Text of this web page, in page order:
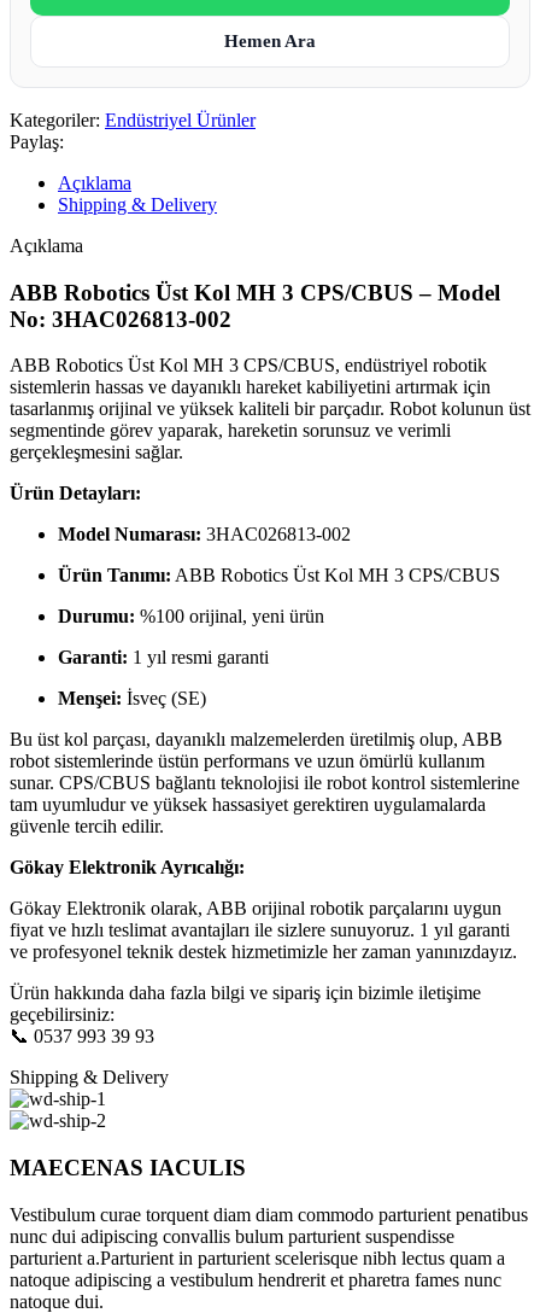
Hemen Ara
Kategoriler: Endüstriyel Ürünler
Paylaş:
Açıklama
Shipping & Delivery
Açıklama
ABB Robotics Üst Kol MH 3 CPS/CBUS – Model
No: 3HAC026813-002
ABB Robotics Üst Kol MH 3 CPS/CBUS, endüstriyel robotik
sistemlerin hassas ve dayanıklı hareket kabiliyetini artırmak için
tasarlanmış orijinal ve yüksek kaliteli bir parçadır. Robot kolunun üst
segmentinde görev yaparak, hareketin sorunsuz ve verimli
gerçekleşmesini sağlar.
Ürün Detayları:
Model Numarası: 3HAC026813-002
Ürün Tanımı: ABB Robotics Üst Kol MH 3 CPS/CBUS
Durumu: %100 orijinal, yeni ürün
Garanti: 1 yıl resmi garanti
Menşei: İsveç (SE)
Bu üst kol parçası, dayanıklı malzemelerden üretilmiş olup, ABB
robot sistemlerinde üstün performans ve uzun ömürlü kullanım
sunar. CPS/CBUS bağlantı teknolojisi ile robot kontrol sistemlerine
tam uyumludur ve yüksek hassasiyet gerektiren uygulamalarda
güvenle tercih edilir.
Gökay Elektronik Ayrıcalığı:
Gökay Elektronik olarak, ABB orijinal robotik parçalarını uygun
fiyat ve hızlı teslimat avantajları ile sizlere sunuyoruz. 1 yıl garanti
ve profesyonel teknik destek hizmetimizle her zaman yanınızdayız.
Ürün hakkında daha fazla bilgi ve sipariş için bizimle iletişime
geçebilirsiniz:
📞 0537 993 39 93
Shipping & Delivery
MAECENAS IACULIS
Vestibulum curae torquent diam diam commodo parturient penatibus
nunc dui adipiscing convallis bulum parturient suspendisse
parturient a.Parturient in parturient scelerisque nibh lectus quam a
natoque adipiscing a vestibulum hendrerit et pharetra fames nunc
natoque dui.